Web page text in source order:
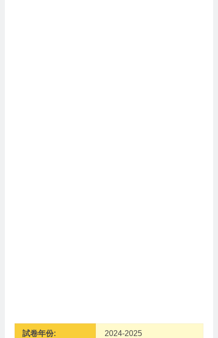
試卷年份: 2024-2025